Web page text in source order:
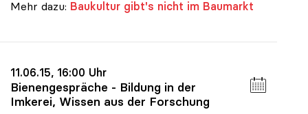
Mehr dazu: Baukultur gibt's nicht im Baumarkt
11.06.15, 16:00 Uhr
Bienengespräche - Bildung in der
Imkerei, Wissen aus der Forschung